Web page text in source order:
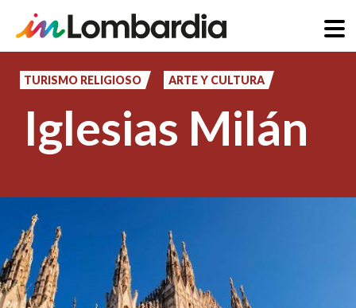
principal
TURISMO RELIGIOSO ARTE Y CULTURA
Iglesias Milán